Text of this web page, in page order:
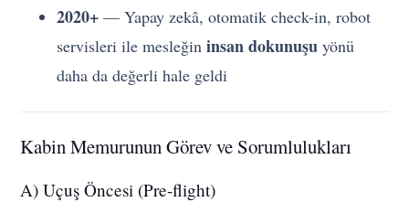
2020+ — Yapay zekâ, otomatik check-in, robot
servisleri ile mesleğininsan dokunuşu yönü
daha da değerli hale geldi
Kabin Memurunun Görev ve Sorumlulukları
A) Uçuş Öncesi (Pre-flight)